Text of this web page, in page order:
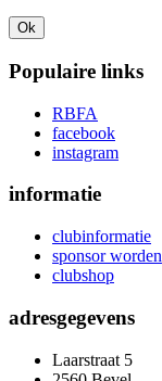
Ok
Populaire links
RBFA
facebook
instagram
informatie
clubinformatie
sponsor worden
clubshop
adresgegevens
Laarstraat 5